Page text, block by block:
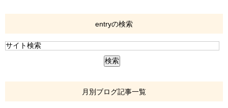
entryの検索
月別ブログ記事一覧